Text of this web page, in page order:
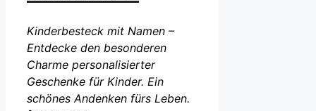
Kinderbesteck mit Namen –
Entdecke den besonderen
Charme personalisierter
Geschenke für Kinder. Ein
schönes Andenken fürs Leben.